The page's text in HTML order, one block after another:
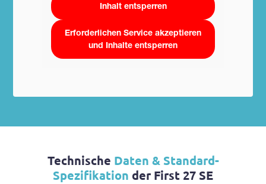
Inhalt entsperren
Erforderlichen Service akzeptieren
und Inhalte entsperren
Technische Daten & Standard-
Spezifikation der First 27 SE